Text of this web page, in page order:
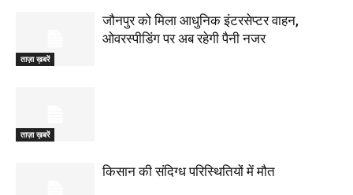
ताज़ा ख़बरें
जौनपुर को मिला आधुनिक इंटरसेप्टर वाहन,
ओवरस्पीडिंग पर अब रहेगी पैनी नजर
ताज़ा ख़बरें
किसान की संदिग्ध परिस्थितियों में मौत